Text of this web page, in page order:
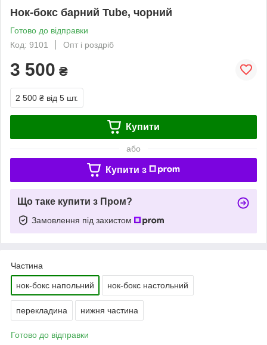
Нок-бокс барний Tube, чорний
Готово до відправки
Код: 9101
Опт і роздріб
3 500 ₴
2 500 ₴ від 5 шт.
Купити
або
Купити з
Що таке купити з Пром?
Замовлення під захистом
Частина
нок-бокс напольний нок-бокс настольний
перекладина нижня частина
Готово до відправки